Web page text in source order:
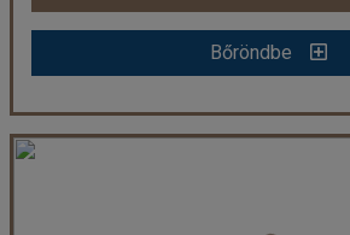
Bőröndbe
Bőröndbe